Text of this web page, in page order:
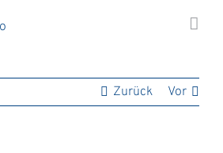
Zurück Vor